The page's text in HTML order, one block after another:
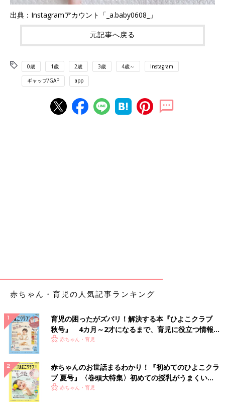
出典：Instagramアカウント「_a.baby0608_」
元記事へ戻る
0歳 1歳 2歳 3歳 4歳～ Instagram
ギャップ/GAP app
赤ちゃん・育児の人気記事ランキング
育児の困ったがズバリ！解決する本『ひよこクラブ
秋号』 4カ月～2才になるまで、育児に役立つ情報が
いっぱい！
赤ちゃん・育児
赤ちゃんのお世話まるわかり！『初めてのひよこクラ
ブ 夏号』〈巻頭大特集〉初めての授乳がうまくい
く！ おっぱい・ミルクの基本と夏のトラブル 解決テ
赤ちゃん・育児